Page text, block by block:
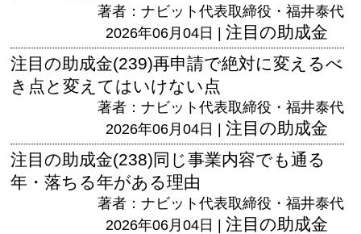
著者：ナビット代表取締役・福井泰代
2026年06月04日 | 注目の助成金
注目の助成金(239)再申請で絶対に変えるべ
き点と変えてはいけない点
著者：ナビット代表取締役・福井泰代
2026年06月04日 | 注目の助成金
注目の助成金(238)同じ事業内容でも通る
年・落ちる年がある理由
著者：ナビット代表取締役・福井泰代
2026年06月04日 | 注目の助成金